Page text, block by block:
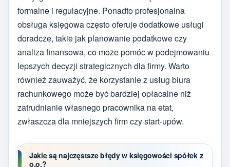
formalne i regulacyjne. Ponadto profesjonalna
obsługa księgowa często oferuje dodatkowe usługi
doradcze, takie jak planowanie podatkowe czy
analiza finansowa, co może pomóc w podejmowaniu
lepszych decyzji strategicznych dla firmy. Warto
również zauważyć, że korzystanie z usług biura
rachunkowego może być bardziej opłacalne niż
zatrudnianie własnego pracownika na etat,
zwłaszcza dla mniejszych firm czy start-upów.
Jakie są najczęstsze błędy w księgowości spółek z
o.o.?